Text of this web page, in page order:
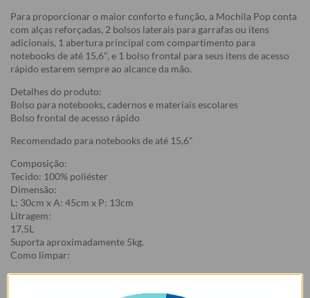
Para proporcionar o maior conforto e função, a Mochila Pop conta
com alças reforçadas, 2 bolsos laterais para garrafas ou itens
adicionais, 1 abertura principal com compartimento para
notebooks de até 15,6”, e 1 bolso frontal para seus itens de acesso
rápido estarem sempre ao alcance da mão.
Detalhes do produto:
Bolso para notebooks, cadernos e materiais escolares
Bolso frontal de acesso rápido
Recomendado para notebooks de até 15,6"
Composição:
Tecido: 100% poliéster
Dimensão:
L: 30cm x A: 45cm x P: 13cm
Litragem:
17,5L
Suporta aproximadamente 5kg.
Como limpar:
Assim que sujar, limpe-a à mão, utilizando um pano levemente
umedecido e sabão neutro, evitando que a sujeira grude no tecido.